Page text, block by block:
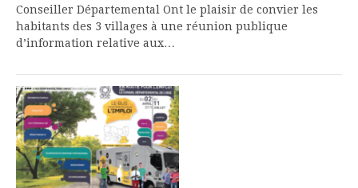
Conseiller Départemental Ont le plaisir de convier les
habitants des 3 villages à une réunion publique
d’information relative aux…